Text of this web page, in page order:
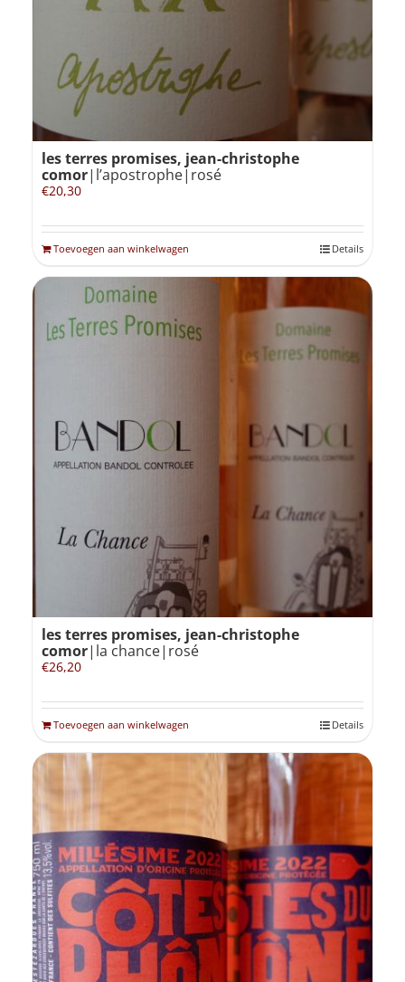
les terres promises, jean-christophe
comor|l’apostrophe|rosé
€20,30
Toevoegen aan winkelwagen Details
les terres promises, jean-christophe
comor|la chance|rosé
€26,20
Toevoegen aan winkelwagen Details